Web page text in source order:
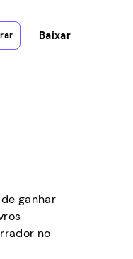
Baixar
ganhar
no